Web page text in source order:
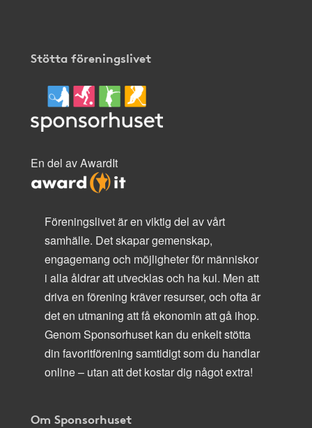
Stötta föreningslivet
En del av AwardIt
Föreningslivet är en viktig del av vårt
samhälle. Det skapar gemenskap,
engagemang och möjligheter för människor
i alla åldrar att utvecklas och ha kul. Men att
driva en förening kräver resurser, och ofta är
det en utmaning att få ekonomin att gå ihop.
Genom Sponsorhuset kan du enkelt stötta
din favoritförening samtidigt som du handlar
online – utan att det kostar dig något extra!
Om Sponsorhuset